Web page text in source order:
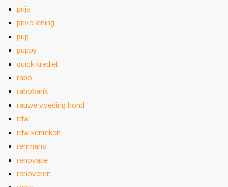
prijs
prive lening
pup
puppy
quick krediet
rabo
rabobank
rauwe voeding hond
rdw
rdw kenteken
renmans
renovatie
renoveren